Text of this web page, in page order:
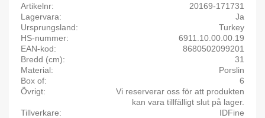
Artikelnr
20169-171731
Lagervara
Ja
Ursprungsland
Turkey
HS-nummer
6911.10.00.00.19
EAN-kod
8680502099201
Bredd (cm)
31
Material
Porslin
Box of
6
Övrigt
Vi reserverar oss för att produkten
kan vara tillfälligt slut på lager.
Tillverkare
IDFine